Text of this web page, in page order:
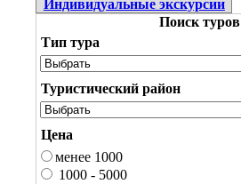
Поиск туров
Тип тура
Туристический район
Цена
менее 1000
1000 - 5000